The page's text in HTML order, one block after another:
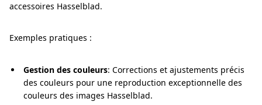
accessoires Hasselblad.
Exemples pratiques :
Gestion des couleurs: Corrections et ajustements précis
des couleurs pour une reproduction exceptionnelle des
couleurs des images Hasselblad.